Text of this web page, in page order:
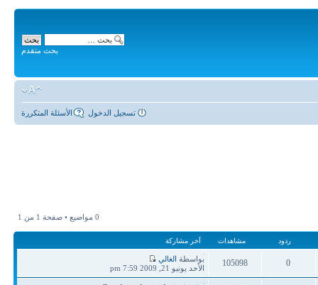
بحث متقدم
الأسئلة المتكررة تسجيل الدخول
0 مواضيع • صفحة 1 من 1
ردود مشاهدات آخر مشاركة
0
ردود
105098
مشاهدات
آخر
مشاركة
بواسطة الغالي
الأحد يونيو 21, 2009 7:59 pm